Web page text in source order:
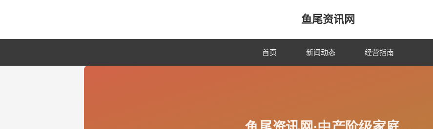
鱼尾资讯网
首页 新闻动态 经营指南